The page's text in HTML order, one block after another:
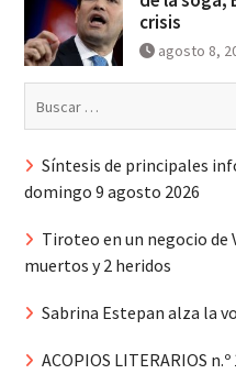
crisis
agosto 8,
Síntesis de principales
domingo 9 agosto 2026
Tiroteo en un negocio de
muertos y 2 heridos
Sabrina Estepan alza la
ACOPIOS LITERARIOS